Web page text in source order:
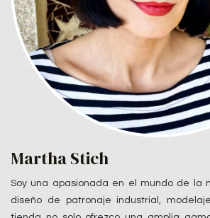
Martha Stich
Soy una apasionada en el mundo de la
diseño de patronaje industrial,